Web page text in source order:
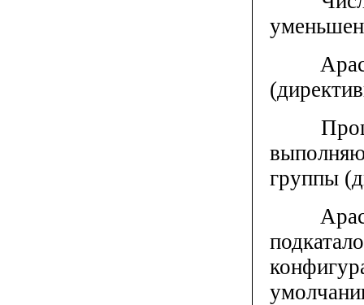
Apache
группы
Apache